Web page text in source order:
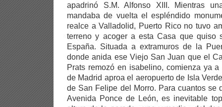
apadrinó S.M. Alfonso XIII. Mientras
mandaba de vuelta el espléndido
realce a Valladolid, Puerto Rico no tuvo
terreno y acoger a esta Casa que quiso
España. Situada a extramuros de la
donde anida ese Viejo San Juan que el
Prats remozó en isabelino, comienza ya
de Madrid aproa el aeropuerto de Isla
de San Felipe del Morro. Para cuantos se
Avenida Ponce de León, es inevitable